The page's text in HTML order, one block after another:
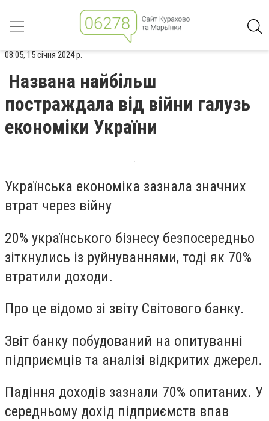
08:05, 15 січня 2024 р.
Названа найбільш
постраждала від війни галузь
економіки України
Українська економіка зазнала значних
втрат через війну
20% українського бізнесу безпосередньо
зіткнулись із руйнуваннями, тоді як 70%
втратили доходи.
Про це відомо зі звіту Світового банку.
Звіт банку побудований на опитуванні
підприємців та аналізі відкритих джерел.
Падіння доходів зазнали 70% опитаних. У
середньому дохід підприємств впав